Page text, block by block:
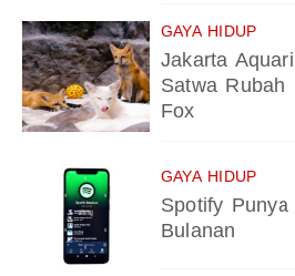
GAYA HIDUP
Jakarta
Satwa Rubah
Fox
GAYA HIDUP
Spotify
Bulanan